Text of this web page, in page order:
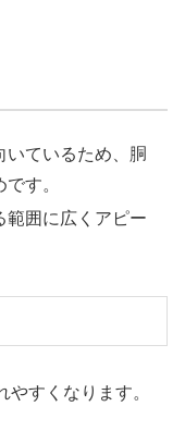
ているため、胴
す。
範囲に広くアピー
すくなります。